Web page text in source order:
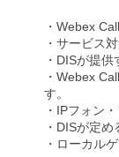
・Webex
・サービス
・DISが提
・Webex
す。
・IPフォン
・DISが定
・ローカル